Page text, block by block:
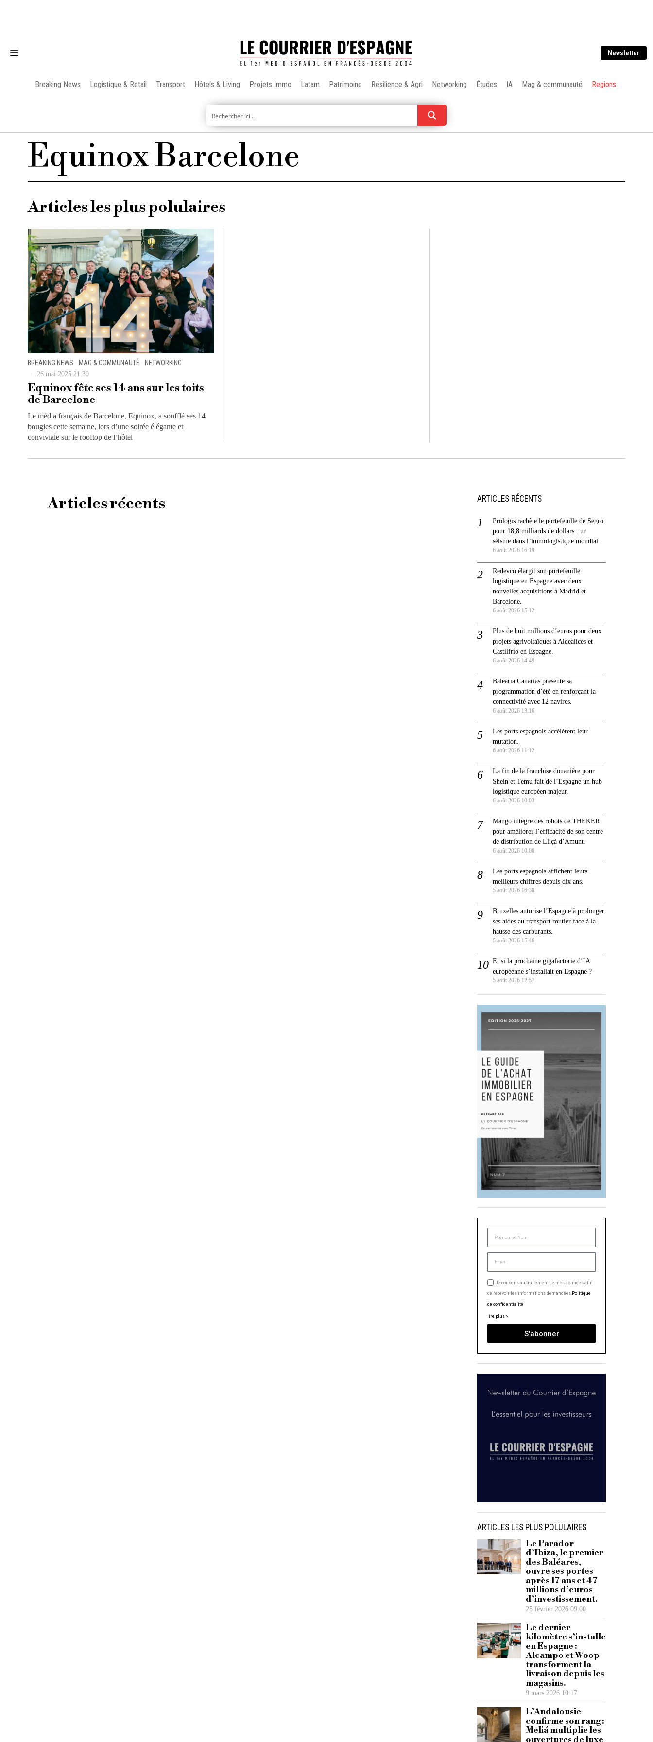
Newsletter
Breaking News Logistique & Retail Transport Hôtels & Living Projets Immo Latam Patrimoine Résilience & Agri Networking Études IA Mag & communauté Regions
Equinox Barcelone
Articles les plus polulaires
BREAKING NEWS · MAG & COMMUNAUTÉ · NETWORKING
26 mai 2025 21:30
Equinox fête ses 14 ans sur les toits
de Barcelone
Le média français de Barcelone, Equinox, a soufflé ses 14
bougies cette semaine, lors d’une soirée élégante et
conviviale sur le rooftop de l’hôtel
Articles récents ARTICLES RÉCENTS
Prologis rachète le portefeuille de Segro
pour 18,8 milliards de dollars : un
séisme dans l’immologistique mondial.
6 août 2026 16:19
Redevco élargit son portefeuille
logistique en Espagne avec deux
nouvelles acquisitions à Madrid et
Barcelone.
6 août 2026 15:12
Plus de huit millions d’euros pour deux
projets agrivoltaïques à Aldealices et
Castilfrío en Espagne.
6 août 2026 14:49
Baleària Canarias présente sa
programmation d’été en renforçant la
connectivité avec 12 navires.
6 août 2026 13:16
Les ports espagnols accélèrent leur
mutation.
6 août 2026 11:12
La fin de la franchise douanière pour
Shein et Temu fait de l’Espagne un hub
logistique européen majeur.
6 août 2026 10:03
Mango intègre des robots de THEKER
pour améliorer l’efficacité de son centre
de distribution de Lliçà d’Amunt.
6 août 2026 10:00
Les ports espagnols affichent leurs
meilleurs chiffres depuis dix ans.
5 août 2026 16:30
Bruxelles autorise l’Espagne à prolonger
ses aides au transport routier face à la
hausse des carburants.
5 août 2026 15:46
Et si la prochaine gigafactorie d’IA
européenne s’installait en Espagne ?
5 août 2026 12:57
Je consens au traitement de mes données afin
de recevoir les informations demandées.Politique
de confidentialité
lire plus >
S'abonner
ARTICLES LES PLUS POLULAIRES
Le Parador
d’Ibiza, le premier
des Baléares,
ouvre ses portes
après 17 ans et 47
millions d’euros
d’investissement.
25 février 2026 09:00
Le dernier
kilomètre s’installe
en Espagne :
Alcampo et Woop
transforment la
livraison depuis les
magasins.
9 mars 2026 10:17
L’Andalousie
confirme son rang :
Meliá multiplie les
ouvertures de luxe